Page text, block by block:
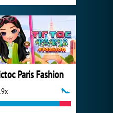
Paris Fashion